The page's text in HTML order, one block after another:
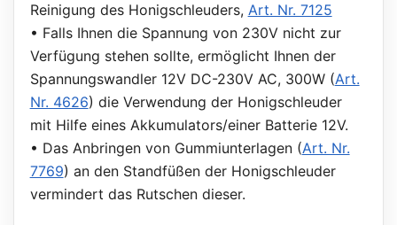
Reinigung des Honigschleuders, Art. Nr. 7125
• Falls Ihnen die Spannung von 230V nicht zur
Verfügung stehen sollte, ermöglicht Ihnen der
Spannungswandler 12V DC-230V AC, 300W (Art.
Nr. 4626) die Verwendung der Honigschleuder
mit Hilfe eines Akkumulators/einer Batterie 12V.
• Das Anbringen von Gummiunterlagen (Art. Nr.
7769) an den Standfüßen der Honigschleuder
vermindert das Rutschen dieser.